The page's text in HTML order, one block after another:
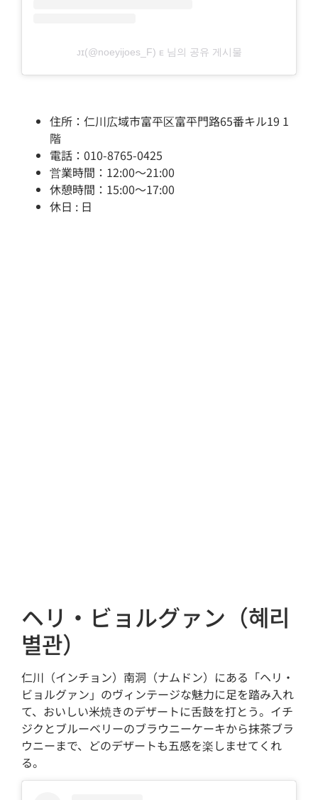
ᴊɪ(@noeyijoes_F) ᴇ 님의 공유 게시물
住所：仁川広域市富平区富平門路65番キル19 1
階
電話：010-8765-0425
営業時間：12:00～21:00
休憩時間：15:00～17:00
休日 : 日
ヘリ・ビョルグァン（혜리
별관）
仁川（インチョン）南洞（ナムドン）にある「ヘリ・
ビョルグァン」のヴィンテージな魅力に足を踏み入れ
て、おいしい米焼きのデザートに舌鼓を打とう。イチ
ジクとブルーベリーのブラウニーケーキから抹茶ブラ
ウニーまで、どのデザートも五感を楽しませてくれ
る。